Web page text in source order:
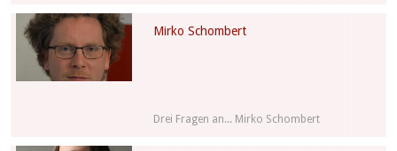
Mirko Schombert
Drei Fragen an... Mirko Schombert